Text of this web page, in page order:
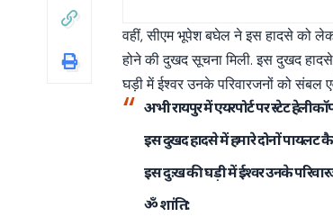
वहीं, सीएम भूपेश बघेल ने इस हादसे को
होने की दुखद सूचना मिली. इस दुखद
घड़ी में ईश्वर उनके परिवारजनों को संबल
अभी रायपुर में एयरपोर्ट पर स्टेट
इस दुखद हादसे में हमारे दोनों पायलट
इस दुःख की घड़ी में ईश्वर उनके
ॐ शांति: